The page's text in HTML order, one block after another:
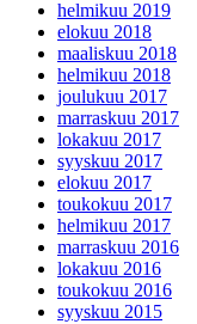
helmikuu 2019
elokuu 2018
maaliskuu 2018
helmikuu 2018
joulukuu 2017
marraskuu 2017
lokakuu 2017
syyskuu 2017
elokuu 2017
toukokuu 2017
helmikuu 2017
marraskuu 2016
lokakuu 2016
toukokuu 2016
syyskuu 2015